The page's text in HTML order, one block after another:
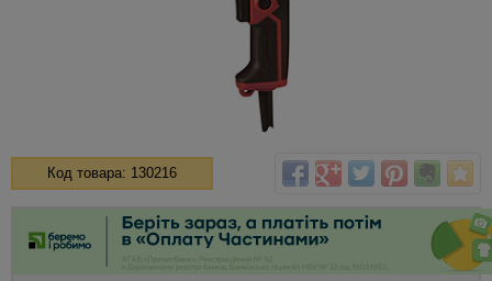
Код товара: 130216